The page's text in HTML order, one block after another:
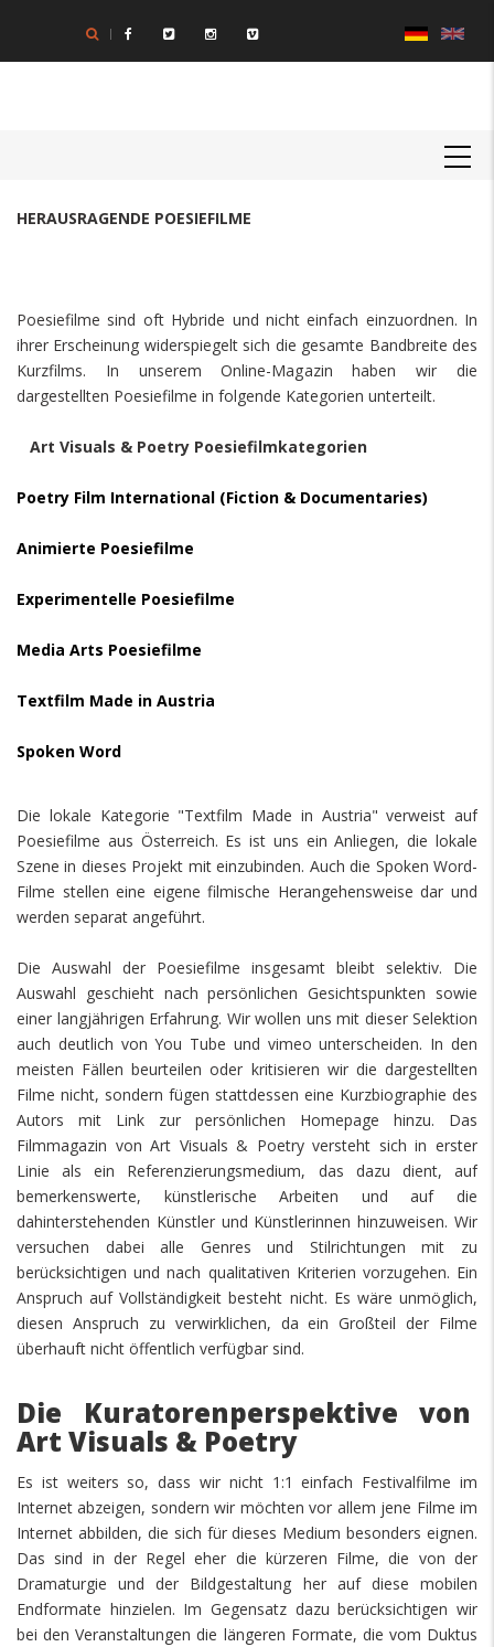
Inhalt
HERAUSRAGENDE POESIEFILME
Poesiefilme sind oft Hybride und nicht einfach einzuordnen. In
ihrer Erscheinung widerspiegelt sich die gesamte Bandbreite des
Kurzfilms. In unserem Online-Magazin haben wir die
dargestellten Poesiefilme in folgende Kategorien unterteilt.
Art Visuals & Poetry Poesiefilmkategorien
Poetry Film International (Fiction & Documentaries)
Animierte Poesiefilme
Experimentelle Poesiefilme
Media Arts Poesiefilme
Textfilm Made in Austria
Spoken Word
Die lokale Kategorie "Textfilm Made in Austria" verweist auf
Poesiefilme aus Österreich. Es ist uns ein Anliegen, die lokale
Szene in dieses Projekt mit einzubinden. Auch die Spoken Word-
Filme stellen eine eigene filmische Herangehensweise dar und
werden separat angeführt.
Die Auswahl der Poesiefilme insgesamt bleibt selektiv. Die
Auswahl geschieht nach persönlichen Gesichtspunkten sowie
einer langjährigen Erfahrung. Wir wollen uns mit dieser Selektion
auch deutlich von You Tube und vimeo unterscheiden. In den
meisten Fällen beurteilen oder kritisieren wir die dargestellten
Filme nicht, sondern fügen stattdessen eine Kurzbiographie des
Autors mit Link zur persönlichen Homepage hinzu. Das
Filmmagazin von Art Visuals & Poetry versteht sich in erster
Linie als ein Referenzierungsmedium, das dazu dient, auf
bemerkenswerte, künstlerische Arbeiten und auf die
dahinterstehenden Künstler und Künstlerinnen hinzuweisen. Wir
versuchen dabei alle Genres und Stilrichtungen mit zu
berücksichtigen und nach qualitativen Kriterien vorzugehen. Ein
Anspruch auf Vollständigkeit besteht nicht. Es wäre unmöglich,
diesen Anspruch zu verwirklichen, da ein Großteil der Filme
überhauft nicht öffentlich verfügbar sind.
Die Kuratorenperspektive von
Art Visuals & Poetry
Es ist weiters so, dass wir nicht 1:1 einfach Festivalfilme im
Internet abzeigen, sondern wir möchten vor allem jene Filme im
Internet abbilden, die sich für dieses Medium besonders eignen.
Das sind in der Regel eher die kürzeren Filme, die von der
Dramaturgie und der Bildgestaltung her auf diese mobilen
Endformate hinzielen. Im Gegensatz dazu berücksichtigen wir
bei den Veranstaltungen die längeren Formate, die vom Duktus